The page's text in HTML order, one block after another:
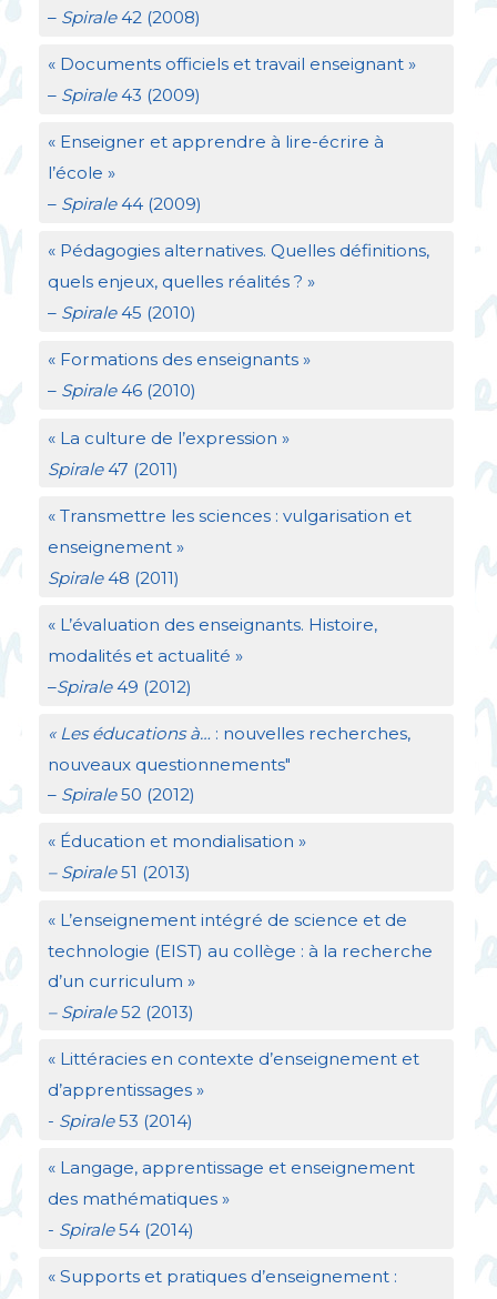
– Spirale42 (2008)
« Documents officiels et travail enseignant »
– Spirale43 (2009)
« Enseigner et apprendre à lire-écrire à
l’école »
– Spirale44 (2009)
« Pédagogies alternatives. Quelles définitions,
quels enjeux, quelles réalités ? »
– Spirale45 (2010)
« Formations des enseignants »
– Spirale46 (2010)
« La culture de l’expression »
Spirale47 (2011)
« Transmettre les sciences : vulgarisation et
enseignement »
Spirale48 (2011)
« L’évaluation des enseignants. Histoire,
modalités et actualité »
–Spirale49 (2012)
« Les éducations à… : nouvelles recherches,
nouveaux questionnements"
– Spirale50 (2012)
« Éducation et mondialisation »
– Spirale51 (2013)
« L’enseignement intégré de science et de
technologie (EIST) au collège : à la recherche
d’un curriculum »
– Spirale52 (2013)
« Littéracies en contexte d’enseignement et
d’apprentissages »
- Spirale53 (2014)
« Langage, apprentissage et enseignement
des mathématiques »
- Spirale54 (2014)
« Supports et pratiques d’enseignement :